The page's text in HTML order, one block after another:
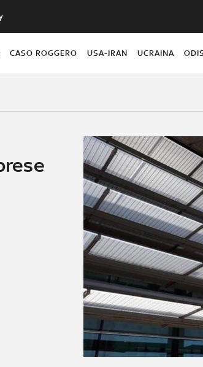
CASO ROGGERO USA-IRAN UCRAINA